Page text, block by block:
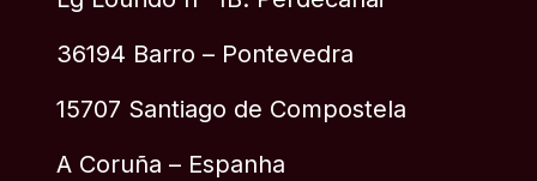
36194 Barro – Pontevedra
15707 Santiago de Compostela
A Coruña – Espanha